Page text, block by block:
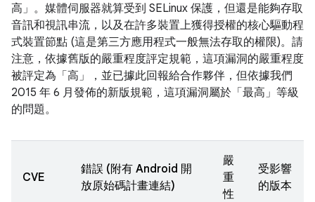
高」。媒體伺服器就算受到 SELinux 保護，但還是能夠存取
音訊和視訊串流，以及在許多裝置上獲得授權的核心驅動程
式裝置節點 (這是第三方應用程式一般無法存取的權限)。請
注意，依據舊版的嚴重程度評定規範，這項漏洞的嚴重程度
被評定為「高」，並已據此回報給合作夥伴，但依據我們
2015 年 6 月發佈的新版規範，這項漏洞屬於「最高」等級
的問題。
CVE
錯誤 (附有 Android 開
放原始碼計畫連結)
嚴
重
性
受影響
的版本